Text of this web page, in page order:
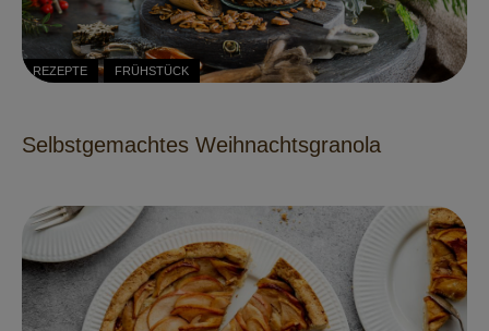
REZEPTE FRÜHSTÜCK
Selbstgemachtes Weihnachtsgranola